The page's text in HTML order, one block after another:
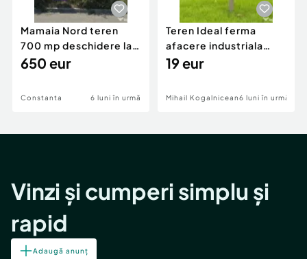
Mamaia Nord teren
700 mp deschidere la
D24 si D25
650 eur
Constanta 6 luni în urmă
Teren Ideal ferma
afacere industriala
deschidere 71 ml la
19 eur
Mihail Kogalniceanu6 luni în urmă
Vinzi și cumperi simplu și
rapid
Adaugă anunț